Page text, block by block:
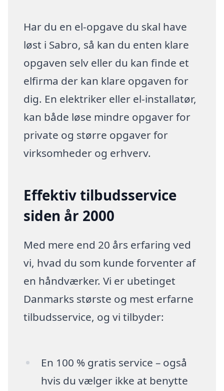
Har du en el-opgave du skal have
løst i Sabro, så kan du enten klare
opgaven selv eller du kan finde et
elfirma der kan klare opgaven for
dig. En elektriker eller el-installatør,
kan både løse mindre opgaver for
private og større opgaver for
virksomheder og erhverv.
Effektiv tilbudsservice
siden år 2000
Med mere end 20 års erfaring ved
vi, hvad du som kunde forventer af
en håndværker. Vi er ubetinget
Danmarks største og mest erfarne
tilbudsservice, og vi tilbyder:
En 100 % gratis service – også
hvis du vælger ikke at benytte